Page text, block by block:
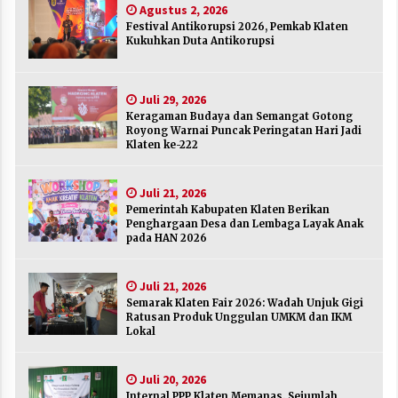
Agustus 2, 2026
Juli 29, 2026
Pemerintah Kabupaten Klaten Berikan
Juli 21, 2026
Semarak Klaten Fair 2026: Wadah Unjuk Gigi
Ratusan Produk Unggulan UMKM dan IKM
Internal PPP Klaten Memanas, Sejumlah Ketua
PAC Nyatakan Mundur Massal
Merayakan Sekolah sebagai Rumah Kedua
Agustus 2, 2026
Festival Antikorupsi 2026, Pemkab Klaten
Kukuhkan Duta Antikorupsi
Juli 29, 2026
Keragaman Budaya dan Semangat Gotong
Royong Warnai Puncak Peringatan Hari Jadi
Klaten ke-222
Juli 21, 2026
Pemerintah Kabupaten Klaten Berikan
Penghargaan Desa dan Lembaga Layak Anak
pada HAN 2026
Juli 21, 2026
Semarak Klaten Fair 2026: Wadah Unjuk Gigi
Ratusan Produk Unggulan UMKM dan IKM
Lokal
Juli 20, 2026